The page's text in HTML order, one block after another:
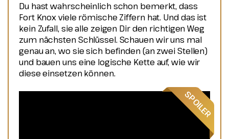
Du hast wahrscheinlich schon bemerkt, dass
Fort Knox viele römische Ziffern hat. Und das ist
kein Zufall, sie alle zeigen Dir den richtigen Weg
zum nächsten Schlüssel. Schauen wir uns mal
genau an, wo sie sich befinden (an zwei Stellen)
und bauen uns eine logische Kette auf, wie wir
diese einsetzen können.